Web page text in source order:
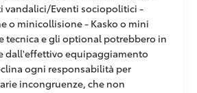
vandalici/Eventi sociopolitici -
o minicollisione - Kasko o mini
tecnica e gli optional potrebbero in
dall'effettivo equipaggiamento
ogni responsabilità per
incongruenze, che non